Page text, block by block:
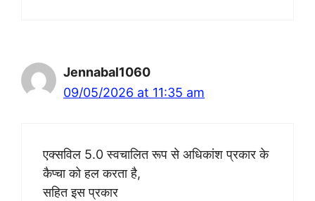
Jennabal1060
09/05/2026 at 11:35 am
एक्सविल 5.0 स्वचालित रूप से अधिकांश प्रकार के
कैप्चा को हल करता है,
सहित इस प्रकार